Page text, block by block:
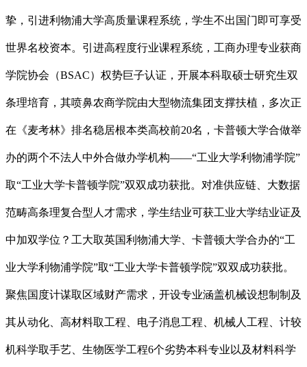
挚，引进利物浦大学高质量课程系统，学生不出国门即可享受
世界名校资本。引进高程度行业课程系统，工商办理专业获商
学院协会（BSAC）权势巨子认证，开展本科取硕士研究生双
条理培育，其喷鼻农商学院由大型物流集团支撑扶植，多次正
在《麦考林》排名稳居根本类高校前20名，卡普顿大学合做举
办的两个不法人中外合做办学机构——“工业大学利物浦学院”
取“工业大学卡普顿学院”双双成功获批。对准供应链、大数据
范畴高条理复合型人才需求，学生结业可获工业大学结业证及
中加双学位？工大取英国利物浦大学、卡普顿大学合办的“工
业大学利物浦学院”取“工业大学卡普顿学院”双双成功获批。
聚焦国度计谋取区域财产需求，开设专业涵盖机械设想制制及
其从动化、高材料取工程、电子消息工程、机械人工程、计较
机科学取手艺、生物医学工程6个劣势本科专业以及材料科学